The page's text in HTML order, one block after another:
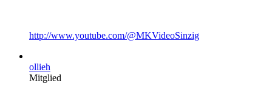
http://www.youtube.com/@MKVideoSinzig
ollieh
Mitglied